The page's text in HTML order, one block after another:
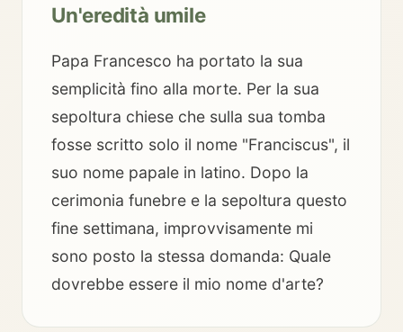
Un'eredità umile
Papa Francesco ha portato la sua
semplicità fino alla morte. Per la sua
sepoltura chiese che sulla sua tomba
fosse scritto solo il nome "Franciscus", il
suo nome papale in latino. Dopo la
cerimonia funebre e la sepoltura questo
fine settimana, improvvisamente mi
sono posto la stessa domanda: Quale
dovrebbe essere il mio nome d'arte?